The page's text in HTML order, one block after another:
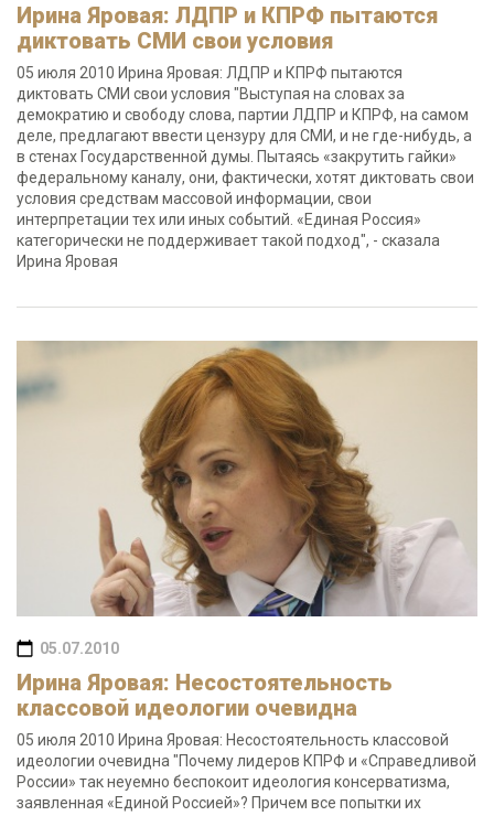
Ирина Яровая: ЛДПР и КПРФ пытаются
диктовать СМИ свои условия
05 июля 2010 Ирина Яровая: ЛДПР и КПРФ пытаются
диктовать СМИ свои условия "Выступая на словах за
демократию и свободу слова, партии ЛДПР и КПРФ, на самом
деле, предлагают ввести цензуру для СМИ, и не где-нибудь, а
в стенах Государственной думы. Пытаясь «закрутить гайки»
федеральному каналу, они, фактически, хотят диктовать свои
условия средствам массовой информации, свои
интерпретации тех или иных событий. «Единая Россия»
категорически не поддерживает такой подход", - сказала
Ирина Яровая
05.07.2010
Ирина Яровая: Несостоятельность
классовой идеологии очевидна
05 июля 2010 Ирина Яровая: Несостоятельность классовой
идеологии очевидна "Почему лидеров КПРФ и «Справедливой
России» так неуемно беспокоит идеология консерватизма,
заявленная «Единой Россией»? Причем все попытки их